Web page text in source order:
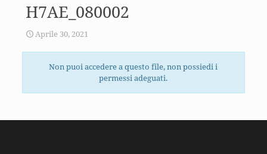
H7AE_080002
Aprile 30, 2021
Non puoi accedere a questo file, non possiedi i
permessi adeguati.